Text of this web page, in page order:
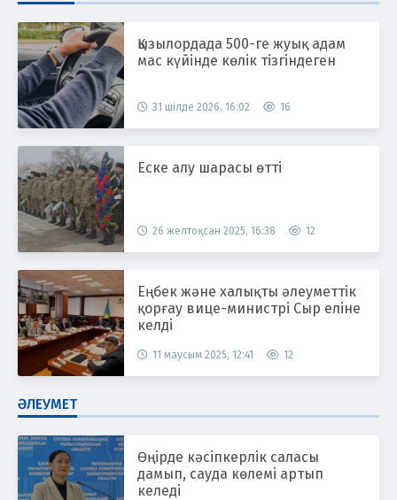
Қызылордада 500-ге жуық адам
мас күйінде көлік тізгіндеген
31 шілде 2026, 16:02 16
Еске алу шарасы өтті
26 желтоқсан 2025, 16:38 12
Еңбек және халықты әлеуметтік
қорғау вице-министрі Сыр еліне
келді
11 маусым 2025, 12:41 12
ӘЛЕУМЕТ
Өңірде кәсіпкерлік саласы
дамып, сауда көлемі артып
келеді